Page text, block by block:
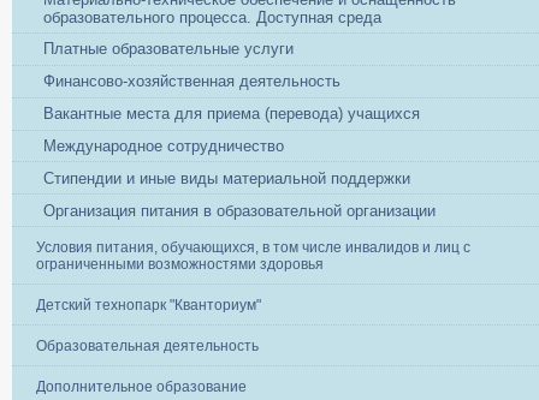
образовательного процесса. Доступная среда
Платные образовательные услуги
Финансово-хозяйственная деятельность
Вакантные места для приема (перевода) учащихся
Международное сотрудничество
Стипендии и иные виды материальной поддержки
Организация питания в образовательной организации
Условия питания, обучающихся, в том числе инвалидов и лиц с
ограниченными возможностями здоровья
Детский технопарк "Кванториум"
Образовательная деятельность
Дополнительное образование